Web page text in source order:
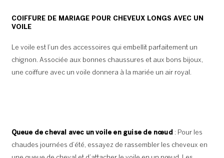
COIFFURE DE MARIAGE POUR CHEVEUX LONGS AVEC UN
VOILE
Le voile est l’un des accessoires qui embellit parfaitement un
chignon. Associée aux bonnes chaussures et aux bons bijoux,
une coiffure avec un voile donnera à la mariée un air royal.
Queue de cheval avec un voile en guise de nœud: Pour les
chaudes journées d’été, essayez de rassembler les cheveux en